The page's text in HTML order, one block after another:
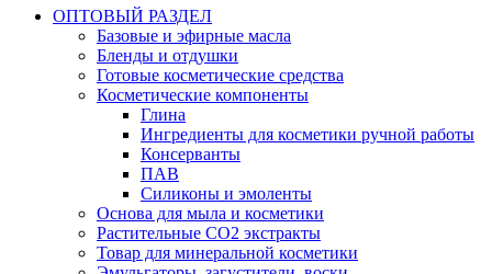
ОПТОВЫЙ РАЗДЕЛ
Базовые и эфирные масла
Бленды и отдушки
Готовые косметические средства
Косметические компоненты
Глина
Ингредиенты для косметики ручной работы
Консерванты
ПАВ
Силиконы и эмоленты
Основа для мыла и косметики
Растительные СО2 экстракты
Товар для минеральной косметики